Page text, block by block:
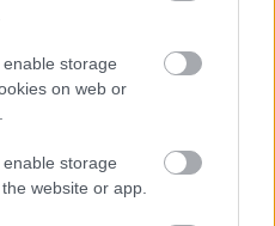
storage
on web or
storage
website or app.
előnyösen
melyik cikk könyvtár a
és küldje be
Ezután írja át a cikkét
egyes cikk egyedi
a keresőmotorok